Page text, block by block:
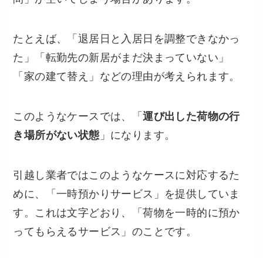
たとえば、「退居日と入居日を調整できなかっ
た」「転勤先の新居がまだ決まっていない」
「家の建て替え」などの理由が考えられます。
このようなケースでは、「運び出した荷物の行
き場所がない状態 」になります。
引越し業者ではこのようなケースに対応するた
めに、「一時預かりサービス」を提供していま
す。これは文字どおり、「荷物を一時的に預か
ってもらえるサービス」のことです。